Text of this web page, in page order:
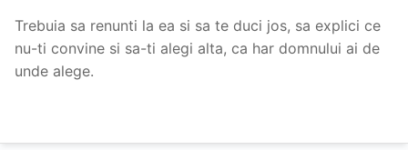
Trebuia sa renunti la ea si sa te duci jos, sa explici ce
nu-ti convine si sa-ti alegi alta, ca har domnului ai de
unde alege.